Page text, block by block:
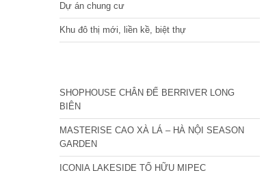
Dự án chung cư
Khu đô thị mới, liền kề, biệt thự
SHOPHOUSE CHÂN ĐẾ BERRIVER LONG
BIÊN
MASTERISE CAO XÀ LÁ – HÀ NỘI SEASON
GARDEN
ICONIA LAKESIDE TỐ HỮU MIPEC